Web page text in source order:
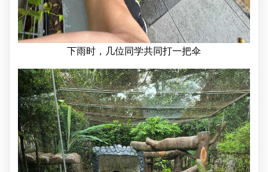
下雨时，几位同学共同打一把伞